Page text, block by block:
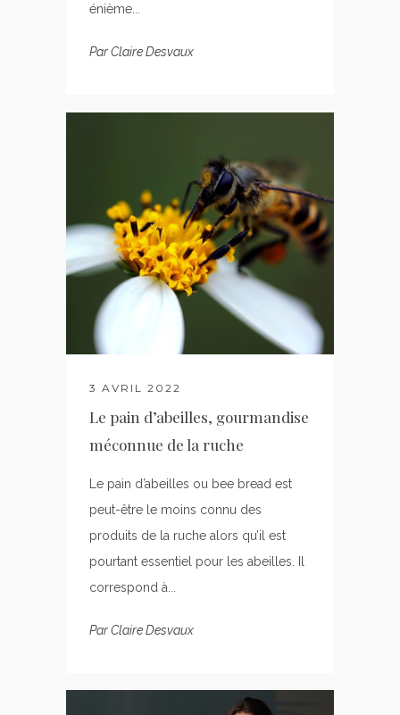
énième...
ParClaire Desvaux
3 AVRIL 2022
Le pain d’abeilles, gourmandise
méconnue de la ruche
Le pain d’abeilles ou bee bread est
peut-être le moins connu des
produits de la ruche alors qu’il est
pourtant essentiel pour les abeilles. Il
correspond à...
ParClaire Desvaux